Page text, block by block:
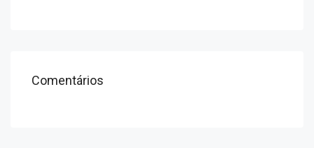
Comentários